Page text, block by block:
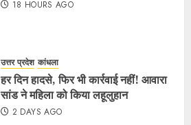
18 HOURS AGO
उत्तर प्रदेश कांधला
हर दिन हादसे, फिर भी कार्रवाई नहीं! आवारा
सांड ने महिला को किया लहूलुहान
2 DAYS AGO